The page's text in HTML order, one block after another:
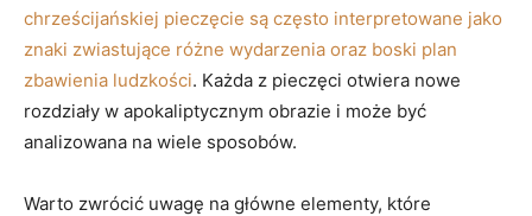
chrześcijańskiej pieczęcie są często interpretowane jako
znaki ⁢zwiastujące ⁤różne wydarzenia oraz boski ‍plan
zbawienia ludzkości. Każda z pieczęci otwiera nowe
rozdziały w⁣ apokaliptycznym obrazie i‍ może być
analizowana⁤ na wiele‍ sposobów.
Warto zwrócić ⁤uwagę na główne elementy, które